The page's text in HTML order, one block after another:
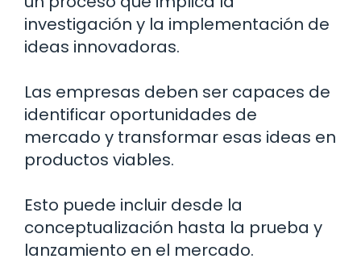
investigación y la implementación de
ideas innovadoras.
Las empresas deben ser capaces de
identificar oportunidades de
mercado y transformar esas ideas en
productos viables.
Esto puede incluir desde la
conceptualización hasta la prueba y
lanzamiento en el mercado.